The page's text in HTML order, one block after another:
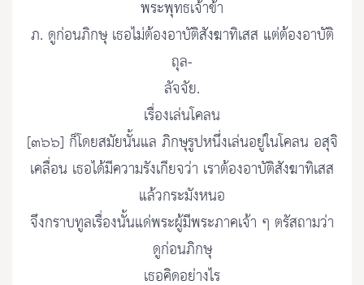
พระพุทธเจ้าข้า
ภ. ดูก่อนภิกษุ เธอไม่ต้องอาบัติสังฆาทิเสส แต่ต้องอาบัติ
ถุล-
ลัจจัย.
เรื่องเล่นโคลน
[๓๖๖] ก็โดยสมัยนั้นแล ภิกษุรูปหนึ่งเล่นอยู่ในโคลน อสุจิ
เคลื่อน เธอได้มีความรังเกียจว่า เราต้องอาบัติสังฆาทิเสส
แล้วกระมังหนอ
จึงกราบทูลเรื่องนั้นแด่พระผู้มีพระภาคเจ้า ๆ ตรัสถามว่า
ดูก่อนภิกษุ
เธอคิดอย่างไร